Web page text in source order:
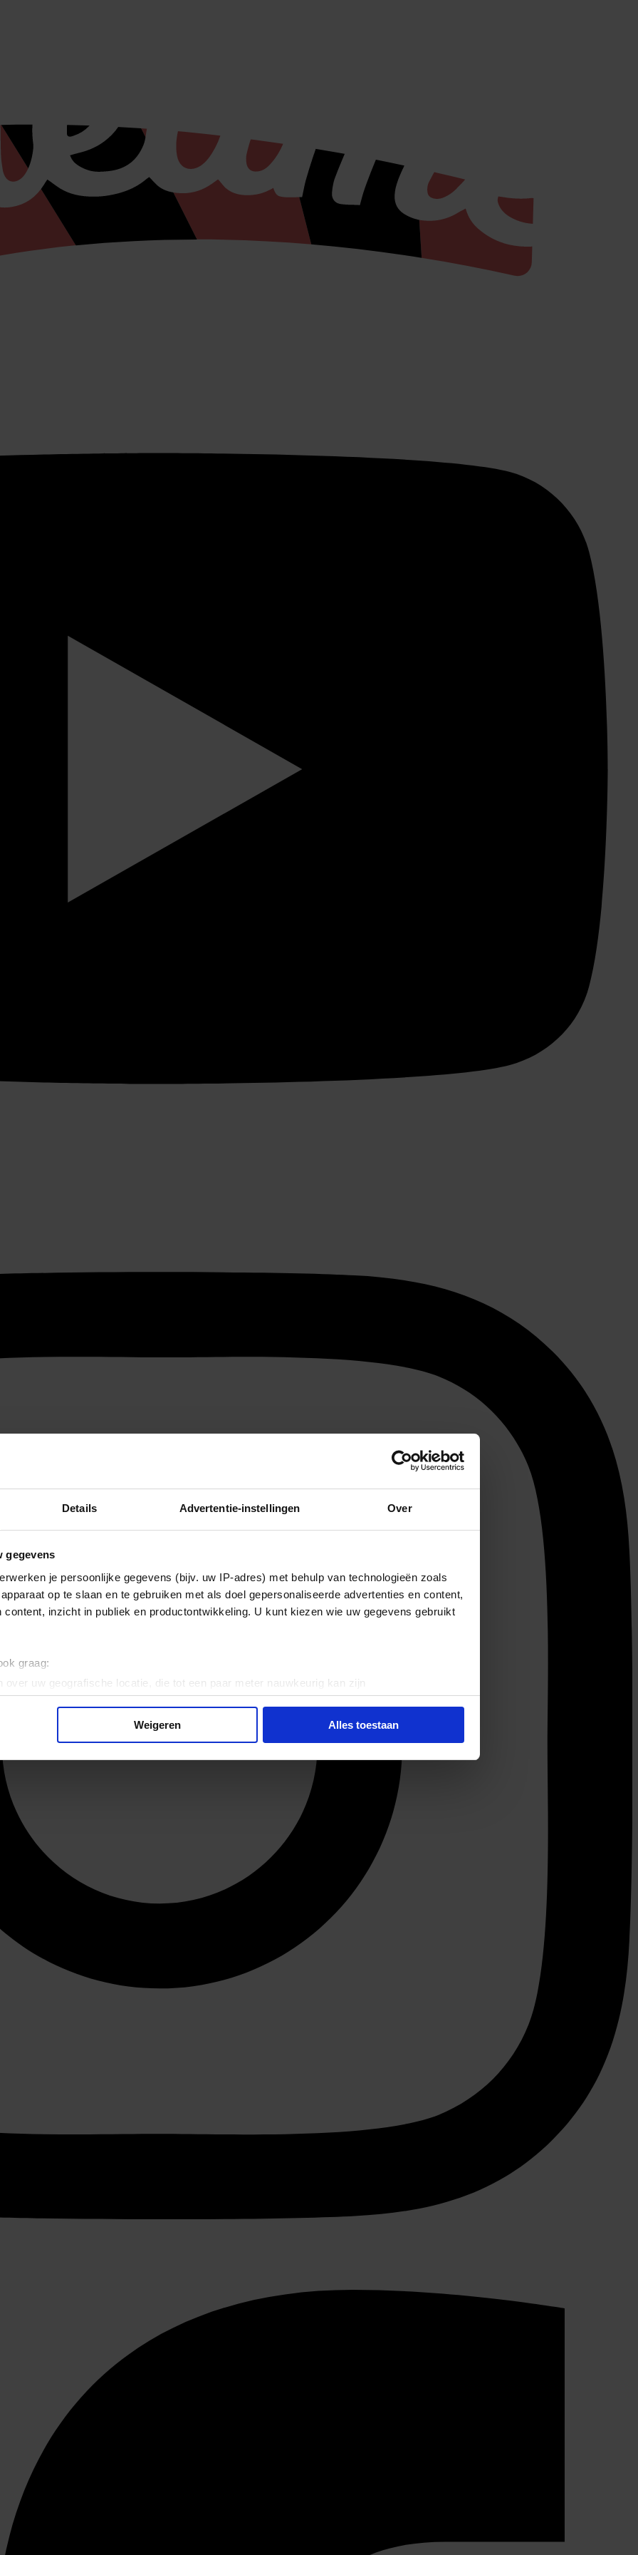
Details Advertentie-instellingen Over
gegevens
je persoonlijke gegevens (bijv. uw IP-adres) met behulp van technologieën zoals
op te slaan en te gebruiken met als doel gepersonaliseerde advertenties en content,
content, inzicht in publiek en productontwikkeling. U kunt kiezen wie uw gegevens gebruikt
graag:
over uw geografische locatie, die tot een paar meter nauwkeurig kan zijn
door het actief te scannen op specifieke eigenschappen (fingerprinting)
gegevens worden verwerkt en stel uw voorkeuren in het
detailgedeelte
en advertenties te personaliseren, om functies voor social media te bieden en om ons
Ook delen we informatie over uw gebruik van onze site met onze partners voor social
Deze partners kunnen deze gegevens combineren met andere informatie die u aan ze heeft
op basis van uw gebruik van hun services.
Weigeren Alles toestaan